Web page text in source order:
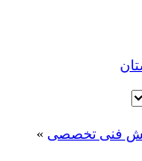
فنی تخصصی »